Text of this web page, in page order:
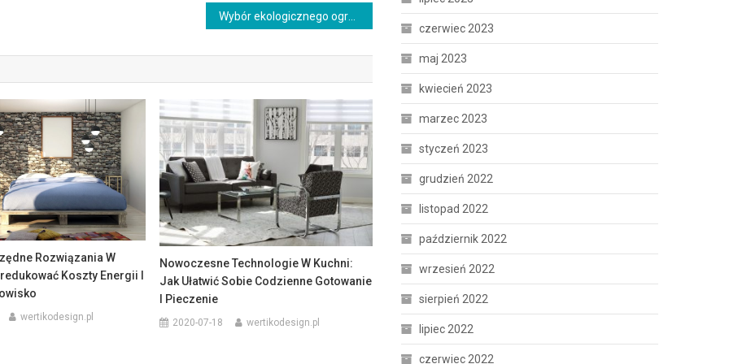
Wybór ekologicznego ogrzewania domu: zrównoważone rozwiązania na miarę przyszłości
Rozwiązania W
Koszty Energii I
wertikodesign.pl
Nowoczesne Technologie W Kuchni:
Jak Ułatwić Sobie Codzienne Gotowanie
I Pieczenie
2020-07-18 wertikodesign.pl
czerwiec 2023
maj 2023
kwiecień 2023
marzec 2023
styczeń 2023
grudzień 2022
listopad 2022
październik 2022
wrzesień 2022
sierpień 2022
lipiec 2022
czerwiec 2022